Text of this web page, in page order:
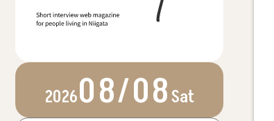
202608/08Sat